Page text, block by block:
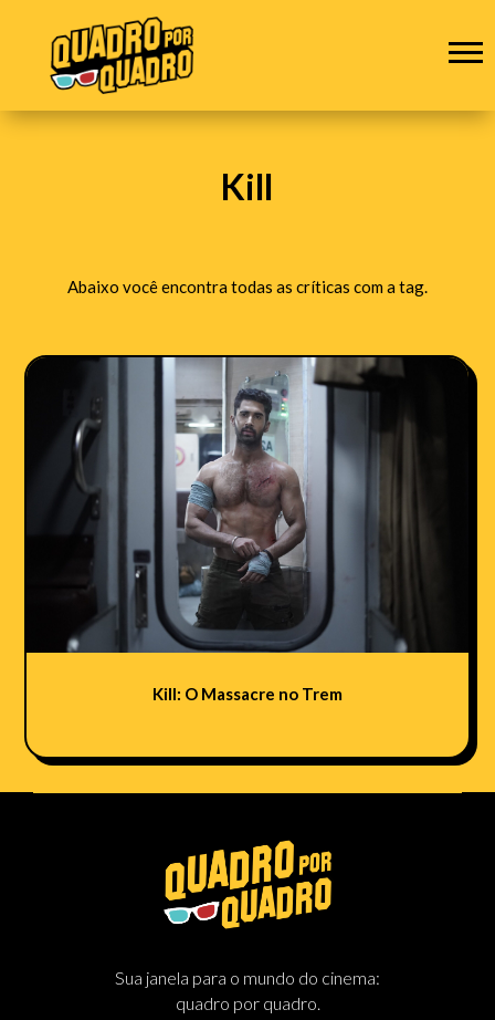
Kill
Abaixo você encontra todas as críticas com a tag.
Kill: O Massacre no Trem
Sua janela para o mundo do cinema:
quadro por quadro.